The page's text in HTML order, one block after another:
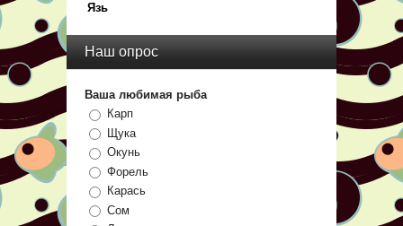
Язь
Наш опрос
Ваша любимая рыба
Карп
Щука
Окунь
Форель
Карась
Сом